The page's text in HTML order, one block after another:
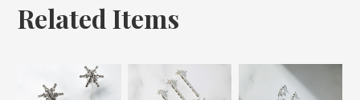
Related Items